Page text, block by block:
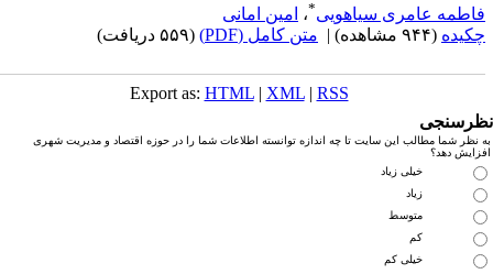
عامری سیاهویی ،امین امانی
(۹۴۴ مشاهده) | متن کامل (PDF) (۵۵۹ دریافت)
Export as:HTML |XML|RSS
نظر شما مطالب این سایت تا چه اندازه توانسته اطلاعات شما را در حوزه اقتصاد و مدیریت شهری
دهد؟
خیلی زیاد
زیاد
متوسط
خیلی کم